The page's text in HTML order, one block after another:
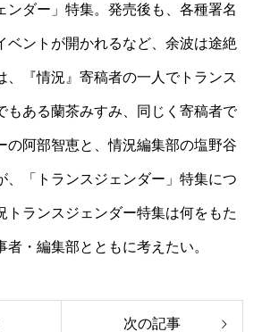
ンダー」特集。発売後も、各種署名
ベントが開かれるなど、余波は途絶
、『情況』寄稿者の一人でトランス
もある蘭茶みすみ、同じく寄稿者で
の阿部智恵と、情況編集部の塩野谷
、「トランスジェンダー」特集につ
トランスジェンダー特集は何をもた
・編集部とともに考えたい。
次の記事